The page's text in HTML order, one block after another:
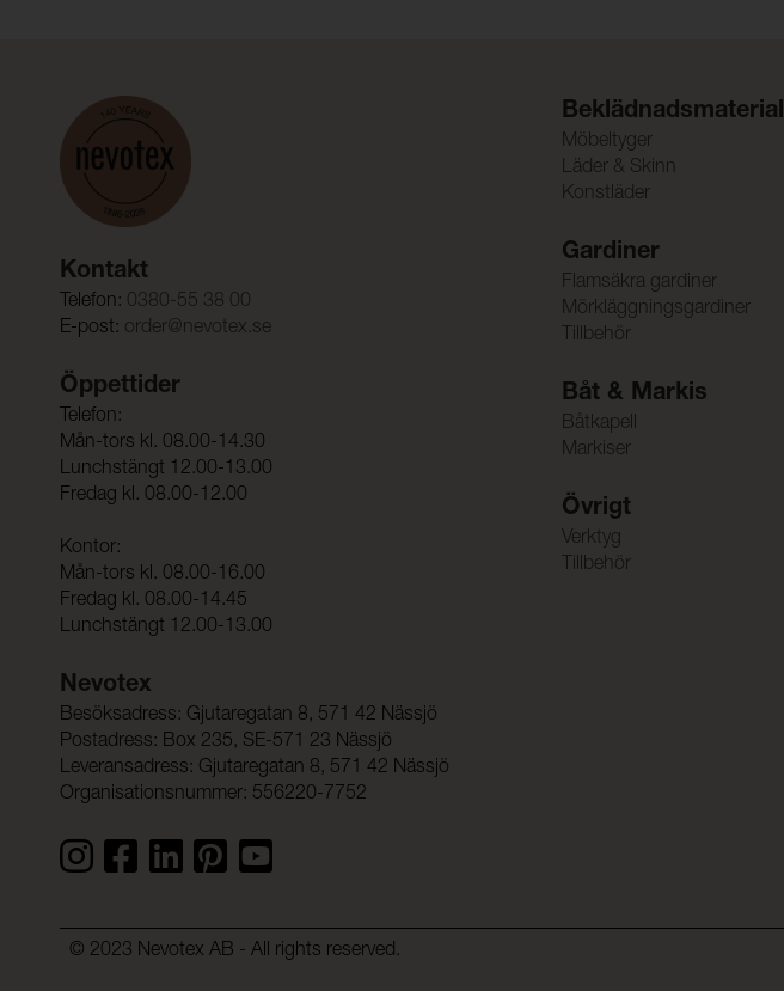
Kontakt
Telefon: 0380-55 38 00
E-post: order@nevotex.se
Öppettider
Telefon:
Mån-tors kl. 08.00-14.30
Lunchstängt 12.00-13.00
Fredag kl. 08.00-12.00
Kontor:
Mån-tors kl. 08.00-16.00
Fredag kl. 08.00-14.45
Lunchstängt 12.00-13.00
Nevotex
Besöksadress: Gjutaregatan 8, 571 42 Nässjö
Postadress: Box 235, SE-571 23 Nässjö
Leveransadress: Gjutaregatan 8, 571 42 Nässjö
Organisationsnummer: 556220-7752
Beklädnadsmaterial
Möbeltyger
Läder & Skinn
Konstläder
Gardiner
Flamsäkra gardiner
Mörkläggningsgardiner
Tillbehör
Båt & Markis
Båtkapell
Markiser
Övrigt
Verktyg
Tillbehör
© 2023 Nevotex AB - All rights reserved.